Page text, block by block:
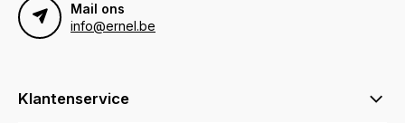
Mail ons
info@ernel.be
Klantenservice